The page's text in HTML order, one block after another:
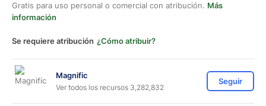
Gratis para uso personal o comercial con atribución. Más
información
Se requiere atribución ¿Cómo atribuir?
Magnific
Ver todos los recursos 3,282,832
Seguir